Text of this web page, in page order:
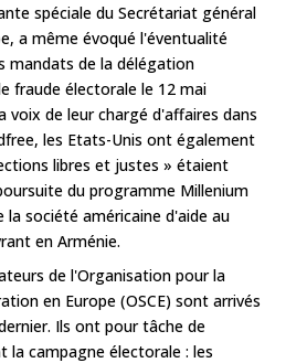
spéciale du Secrétariat général
a même évoqué l'éventualité
mandats de la délégation
fraude électorale le 12 mai
voix de leur chargé d'affaires dans
les Etats-Unis ont également
libres et justes » étaient
du programme Millenium
la société américaine d'aide au
en Arménie.
de l'Organisation pour la
en Europe (OSCE) sont arrivés
Ils ont pour tâche de
la campagne électorale : les